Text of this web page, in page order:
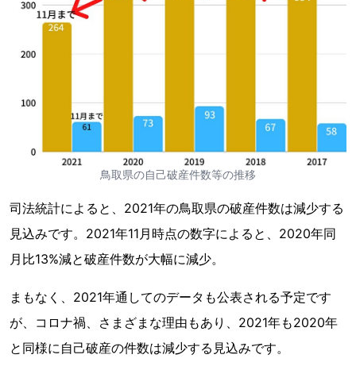
鳥取県の自己破産件数等の推移
司法統計によると、2021年の鳥取県の破産件数は減少する
見込みです。2021年11月時点の数字によると、2020年同
月比13%減と破産件数が大幅に減少。
まもなく、2021年通してのデータも公表される予定です
が、コロナ禍、さまざまな理由もあり、2021年も2020年
と同様に自己破産の件数は減少する見込みです。